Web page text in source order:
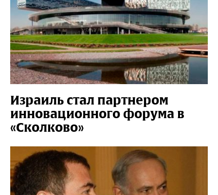
Израиль стал партнером
инновационного форума в
«Сколково»